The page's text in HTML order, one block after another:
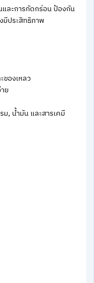
ละการกัดกร่อน ป้องกัน
มีประสิทธิภาพ
ของเหลว
ย
ม, น้ำมัน และสารเคมี